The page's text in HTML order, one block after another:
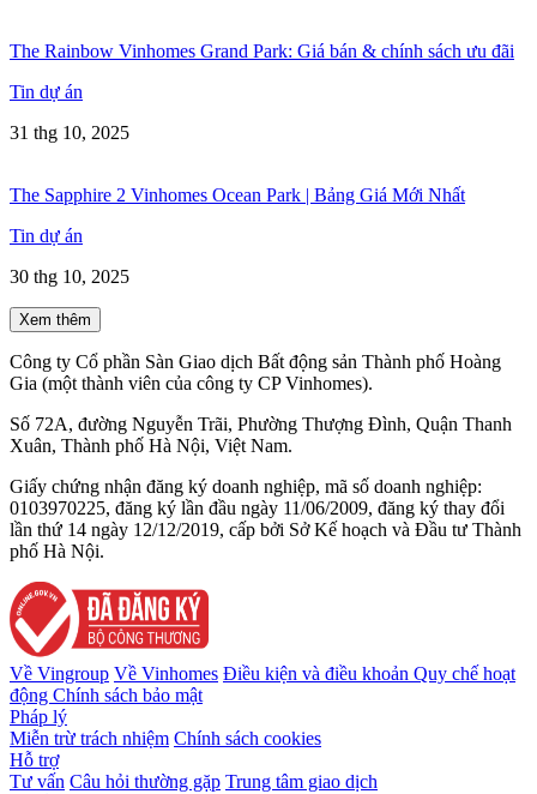
The Rainbow Vinhomes Grand Park: Giá bán & chính sách ưu đãi
Tin dự án
31 thg 10, 2025
The Sapphire 2 Vinhomes Ocean Park | Bảng Giá Mới Nhất
Tin dự án
30 thg 10, 2025
Xem thêm
Công ty Cổ phần Sàn Giao dịch Bất động sản Thành phố Hoàng
Gia (một thành viên của công ty CP Vinhomes).
Số 72A, đường Nguyễn Trãi, Phường Thượng Đình, Quận Thanh
Xuân, Thành phố Hà Nội, Việt Nam.
Giấy chứng nhận đăng ký doanh nghiệp, mã số doanh nghiệp:
0103970225, đăng ký lần đầu ngày 11/06/2009, đăng ký thay đổi
lần thứ 14 ngày 12/12/2019, cấp bởi Sở Kế hoạch và Đầu tư Thành
phố Hà Nội.
Về Vingroup Về Vinhomes Điều kiện và điều khoản Quy chế hoạt
động Chính sách bảo mật
Pháp lý
Miễn trừ trách nhiệm Chính sách cookies
Hỗ trợ
Tư vấn Câu hỏi thường gặp Trung tâm giao dịch